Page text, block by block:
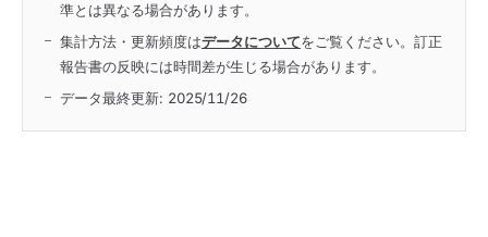
準とは異なる場合があります。
集計方法・更新頻度はデータについてをご覧ください。訂正
報告書の反映には時間差が生じる場合があります。
データ最終更新: 2025/11/26